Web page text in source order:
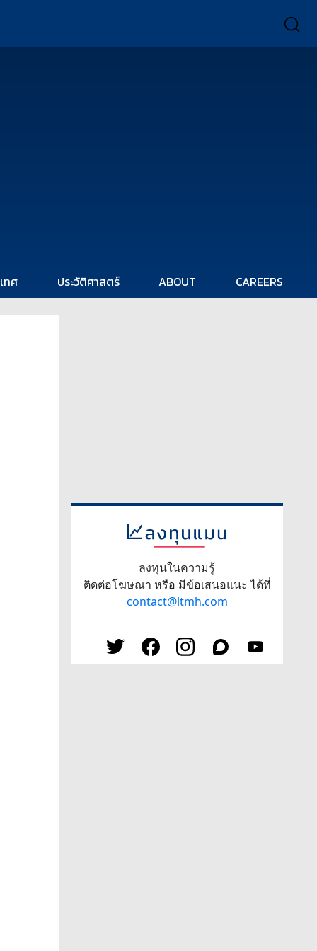
ทศ ประวัติศาสตร์ ABOUT CAREERS
ลงทุนในความรู้
ติดต่อโฆษณา หรือ มีข้อเสนอแนะ ได้ที่
contact@ltmh.com